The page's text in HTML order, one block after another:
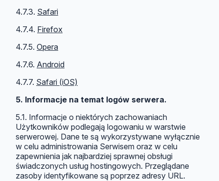
4.7.3. Safari
4.7.4. Firefox
4.7.5. Opera
4.7.6. Android
4.7.7. Safari (iOS)
5. Informacje na temat logów serwera.
5.1. Informacje o niektórych zachowaniach
Użytkowników podlegają logowaniu w warstwie
serwerowej. Dane te są wykorzystywane wyłącznie
w celu administrowania Serwisem oraz w celu
zapewnienia jak najbardziej sprawnej obsługi
świadczonych usług hostingowych. Przeglądane
zasoby identyfikowane są poprzez adresy URL.